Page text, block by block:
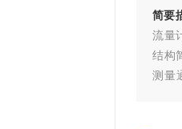
简要
流量
结构
测量